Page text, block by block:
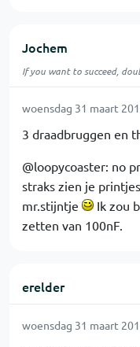
Jochem
If you want to succeed,
woensdag 31 maart
3 draadbruggen en
@loopycoaster: no
straks zien je
mr.stijntje
Ik zou
zetten van 100nF.
erelder
woensdag 31 maart